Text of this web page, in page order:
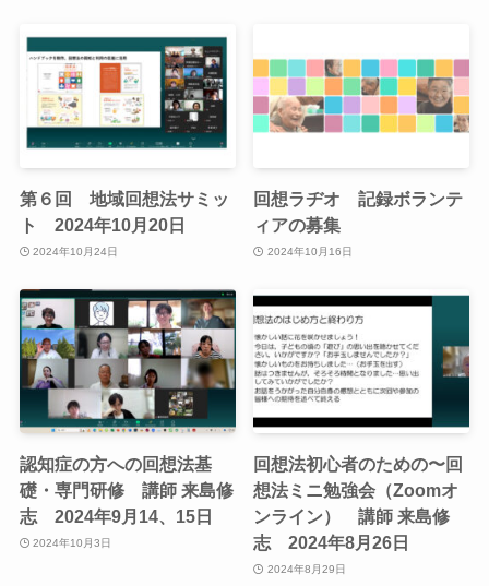
第６回 地域回想法サミッ
ト 2024年10月20日
2024年10月24日
回想ラヂオ 記録ボランテ
ィアの募集
2024年10月16日
認知症の方への回想法基
礎・専門研修 講師 来島修
志 2024年9月14、15日
2024年10月3日
回想法初心者のための〜回
想法ミニ勉強会（Zoomオ
ンライン） 講師 来島修
志 2024年8月26日
2024年8月29日